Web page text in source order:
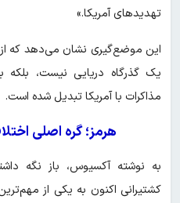
تهدیدهای آمریکا.»
این موضع‌گیری نشان می‌دهد که از
یک گذرگاه دریایی نیست، بلکه
مذاکرات با آمریکا تبدیل شده است.
هرمز؛ گره اصلی
به نوشته آکسیوس، باز نگه
کشتیرانی اکنون به یکی از